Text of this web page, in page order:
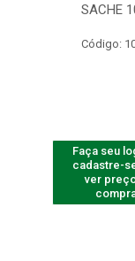
SACHE
Código:
Faça seu
cadastre-
ver